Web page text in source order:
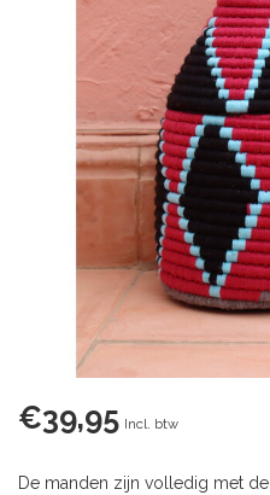
€39,95 Incl. btw
De manden zijn volledig met